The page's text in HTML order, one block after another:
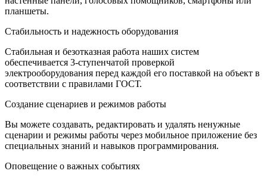
планшеты.
Стабильность и надежность оборудования
Стабильная и безотказная работа наших систем
обеспечивается 3-ступенчатой проверкой
электрооборудования перед каждой его поставкой на объект в
соответствии с правилами ГОСТ.
Создание сценариев и режимов работы
Вы можете создавать, редактировать и удалять ненужные
сценарии и режимы работы через мобильное приложение без
специальных знаний и навыков программирования.
Оповещение о важных событиях